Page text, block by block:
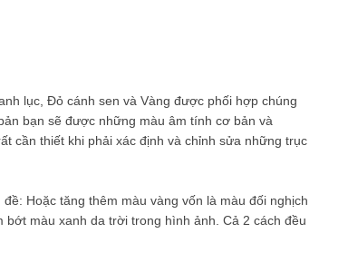
lục, Đỏ cánh sen và Vàng được phối hợp chúng
bạn sẽ được những màu âm tính cơ bản và
cần thiết khi phải xác định và chỉnh sửa những trục
Hoặc tăng thêm màu vàng vốn là màu đối nghịch
màu xanh da trời trong hình ảnh. Cả 2 cách đều